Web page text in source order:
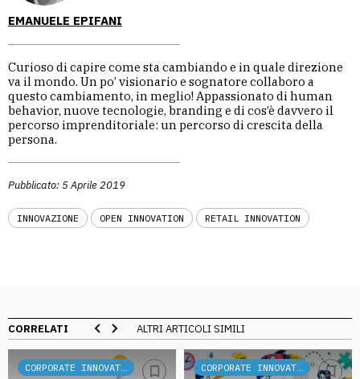
EMANUELE EPIFANI
Curioso di capire come sta cambiando e in quale direzione
va il mondo. Un po’ visionario e sognatore collaboro a
questo cambiamento, in meglio! Appassionato di human
behavior, nuove tecnologie, branding e di cos’è davvero il
percorso imprenditoriale: un percorso di crescita della
persona.
Pubblicato: 5 Aprile 2019
INNOVAZIONE OPEN INNOVATION RETAIL INNOVATION
CORRELATI ALTRI ARTICOLI SIMILI